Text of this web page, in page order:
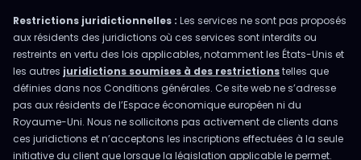
Restrictions juridictionnelles : Les services ne sont pas proposés
aux résidents des juridictions où ces services sont interdits ou
restreints en vertu des lois applicables, notamment les États-Unis et
les autres juridictions soumises à des restrictionstelles que
définies dans nos Conditions générales. Ce site web ne s’adresse
pas aux résidents de l’Espace économique européen ni du
Royaume-Uni. Nous ne sollicitons pas activement de clients dans
ces juridictions et n’acceptons les inscriptions effectuées à la seule
initiative du client que lorsque la législation applicable le permet.